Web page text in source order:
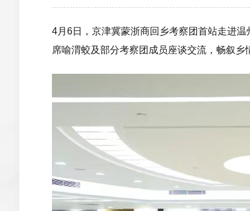
4月6日，京津冀蒙浙商回乡考察团首站走进
席喻渭蛟及部分考察团成员座谈交流，畅叙乡